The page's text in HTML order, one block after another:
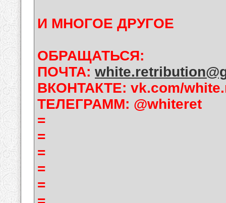
И МНОГОЕ ДРУГОЕ
ОБРАЩАТЬСЯ:
ПОЧТА:
ВКОНТАКТЕ: vk.com/
ТЕЛЕГРАММ: @whiteret
=
=
=
=
=